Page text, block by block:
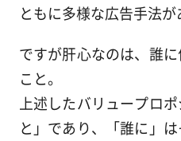
ともに多様な広告手法が
ですが肝心なのは、誰
こと。
上述したバリュープロ
と」であり、「誰に」